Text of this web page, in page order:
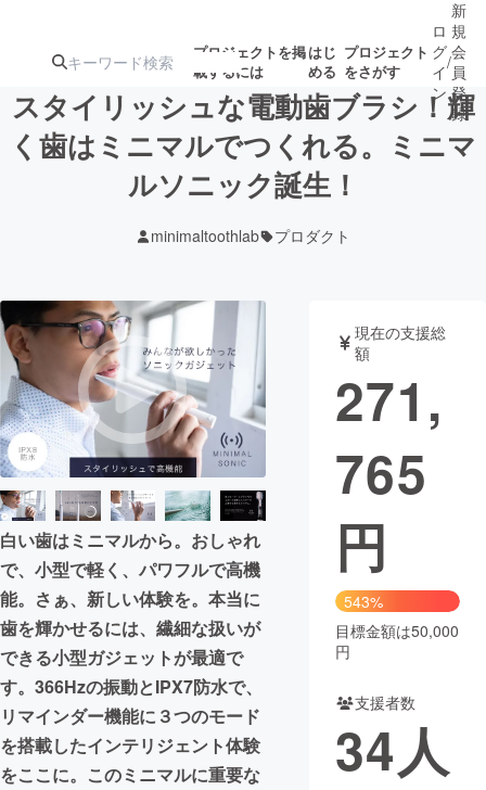
プロジェクトを掲
載するには
はじ
める
プロジェクト
をさがす
注目のリ 注目の新着プロ募集終了が近いプ
テクノロジー・ガジェット
映像・映画 書籍・雑誌
ビジネス・起業 チャレンジ
まちづくり・地域活性化
CAMPFIRE for Social Good
CAMPFIRE Creation
CAMPFIREふるさと納税machi-ya コミュニティ
ロ
グ
イ
ン
/
新
規
会
員
登
録
スタイリッシュな電動歯ブラシ！輝
く歯はミニマルでつくれる。ミニマ
ルソニック誕生！
minimaltoothlab プロダクト
白い歯はミニマルから。おしゃれ
で、小型で軽く、パワフルで高機
能。さぁ、新しい体験を。本当に
歯を輝かせるには、繊細な扱いが
できる小型ガジェットが最適で
す。366Hzの振動とIPX7防水で、
リマインダー機能に３つのモード
を搭載したインテリジェント体験
をここに。このミニマルに重要な
現在の支援総
額
271,
765
円
543%
目標金額は50,000
円
支援者数
34人